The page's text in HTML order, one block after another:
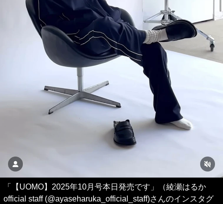
「【UOMO】2025年10月号本日発売です」（綾瀬はるか
official staff (@ayaseharuka_official_staff)さんのインスタグ